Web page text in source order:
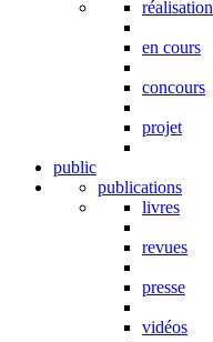
réalisation
en cours
concours
projet
public
publications
livres
revues
presse
vidéos